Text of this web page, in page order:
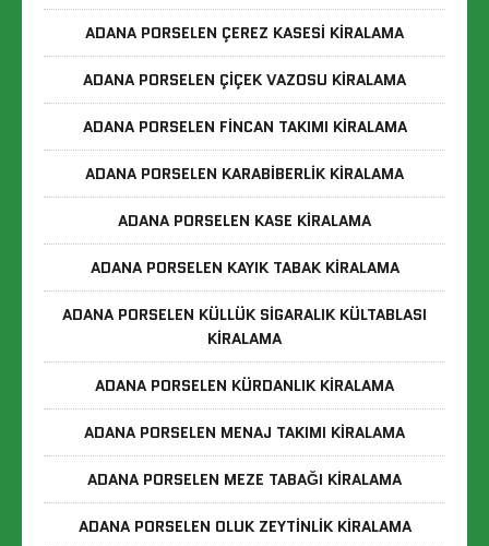
ADANA PORSELEN ÇEREZ KASESI KIRALAMA
ADANA PORSELEN ÇIÇEK VAZOSU KIRALAMA
ADANA PORSELEN FINCAN TAKIMI KIRALAMA
ADANA PORSELEN KARABIBERLIK KIRALAMA
ADANA PORSELEN KASE KIRALAMA
ADANA PORSELEN KAYIK TABAK KIRALAMA
ADANA PORSELEN KÜLLÜK SIGARALIK KÜLTABLASI
KIRALAMA
ADANA PORSELEN KÜRDANLIK KIRALAMA
ADANA PORSELEN MENAJ TAKIMI KIRALAMA
ADANA PORSELEN MEZE TABAĞI KIRALAMA
ADANA PORSELEN OLUK ZEYTINLIK KIRALAMA